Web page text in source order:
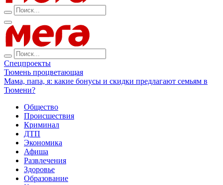
Спецпроекты
Тюмень процветающая
Мама, папа, я: какие бонусы и скидки предлагают семьям в
Тюмени?
Общество
Происшествия
Криминал
ДТП
Экономика
Афиша
Развлечения
Здоровье
Образование